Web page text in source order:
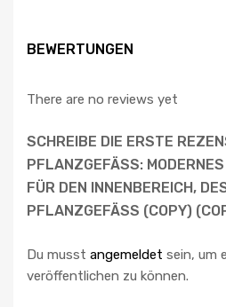
BEWERTUNGEN
There are no reviews yet
SCHREIBE DIE ERSTE
PFLANZGEFÄSS: MODERNES
R DEN INNENBEREICH,
LANZGEFÄSS (COPY)
Du musst angemeldet sein, um
veröffentlichen zu können.